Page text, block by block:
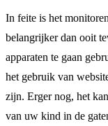
In feite is het
belangrijker dan ooit
apparaten te gaan
het gebruik van
zijn. Erger nog, het
van uw kind in de